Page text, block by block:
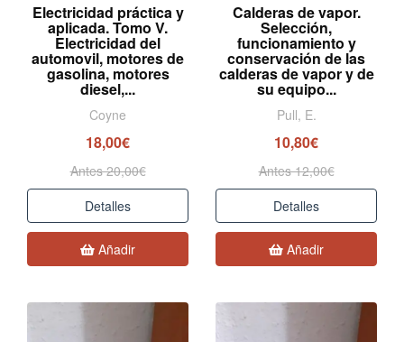
Electricidad práctica y
aplicada. Tomo V.
Electricidad del
automovil, motores de
gasolina, motores
diesel,...
Coyne
18,00€
Antes 20,00€
Detalles
Añadir
Calderas de vapor.
Selección,
funcionamiento y
conservación de las
calderas de vapor y de
su equipo...
Pull, E.
10,80€
Antes 12,00€
Detalles
Añadir